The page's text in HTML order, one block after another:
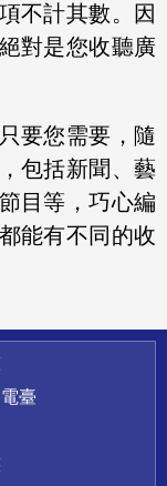
不計其數。因
對是您收聽廣
要您需要，隨
包括新聞、藝
目等，巧心編
能有不同的收
臺